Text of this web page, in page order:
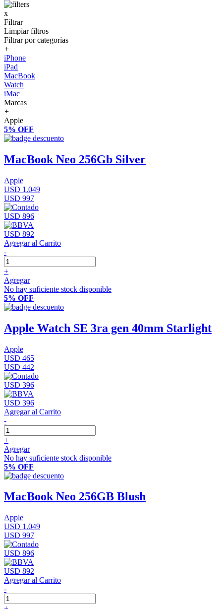
x
Filtrar
Limpiar filtros
Filtrar por categorías
+
iPhone
iPad
MacBook
Watch
iMac
Marcas
+
Apple
5% OFF
MacBook Neo 256Gb Silver
Apple
USD 1.049
USD 997
USD 896
USD 892
Agregar al Carrito
-
+
Agregar
No hay suficiente stock disponible
5% OFF
Apple Watch SE 3ra gen 40mm Starlight
Apple
USD 465
USD 442
USD 396
USD 396
Agregar al Carrito
-
+
Agregar
No hay suficiente stock disponible
5% OFF
MacBook Neo 256GB Blush
Apple
USD 1.049
USD 997
USD 896
USD 892
Agregar al Carrito
-